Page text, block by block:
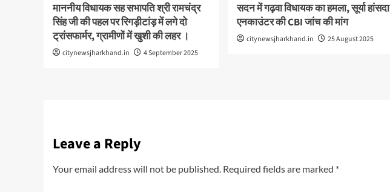
माननीय विधायक सह सभापति श्री रामचंद्र
सिंह जी की पहल पर रिगड़ीटांड़ में लगे दो
ट्रांसफार्मर, ग्रामीणों में खुशी की लहर ।
citynewsjharkhand.in 4 September 2025
सदन में गढ़वा विधायक का हमला, सूर्या हांसदा
एनकाउंटर की CBI जांच की मांग
citynewsjharkhand.in 25 August 2025
Leave a Reply
Your email address will not be published. Required fields are marked *